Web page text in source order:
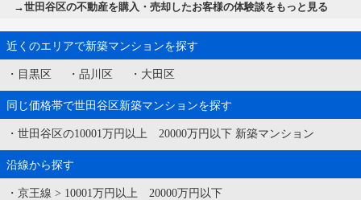
→世田谷区の不動産を購入・売却したお客様の体験談をもっと見る
近くのエリアで新築マンションを探す
・ 目黒区 ・ 品川区 ・ 大田区
同じ価格帯で世田谷区新築マンションを探す
・ 世田谷区の10001万円以上 20000万円以下 新築マンション
沿線から探す
・ 京王線 > 10001万円以上 20000万円以下